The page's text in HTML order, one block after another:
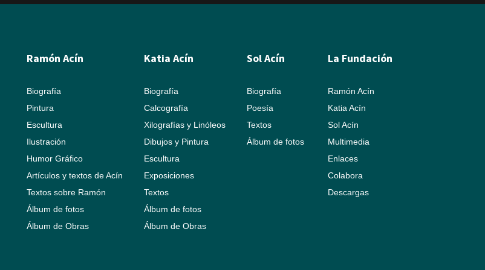
Ramón Acín
Biografía
Pintura
Escultura
Ilustración
Humor Gráfico
Artículos y textos de Acín
Textos sobre Ramón
Álbum de fotos
Álbum de Obras
Katia Acín
Biografía
Calcografía
Xilografías y Linóleos
Dibujos y Pintura
Escultura
Exposiciones
Textos
Álbum de fotos
Álbum de Obras
Sol Acín
Biografía
Poesía
Textos
Álbum de fotos
La Fundación
Ramón Acín
Katia Acín
Sol Acín
Multimedia
Enlaces
Colabora
Descargas